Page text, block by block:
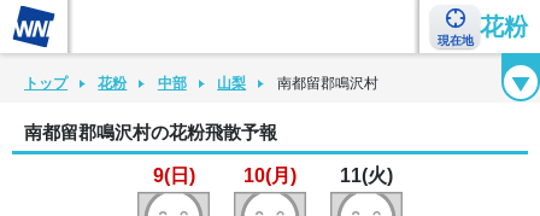
現在地
花粉
花粉カレンダー 花粉図鑑 花粉症チェックシート 花粉症ハンドブック
トップ 花粉 中部 山梨 南都留郡鳴沢村
南都留郡鳴沢村の花粉飛散予報
9(日) 10(月) 11(火)